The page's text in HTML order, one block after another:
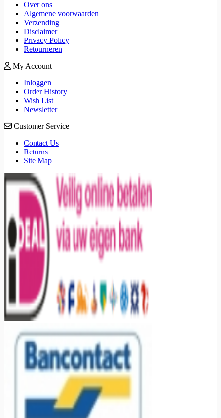
Over ons
Algemene voorwaarden
Verzending
Disclaimer
Privacy Policy
Retourneren
My Account
Inloggen
Order History
Wish List
Newsletter
Customer Service
Contact Us
Returns
Site Map